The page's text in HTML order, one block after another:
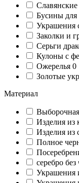
Бусины для
Украшения
Заколки и
Серьги
Кулоны с
Ожерелья 0
Золотые
Материал
Изделия из
Изделия из
Полное
серебро
Украшения